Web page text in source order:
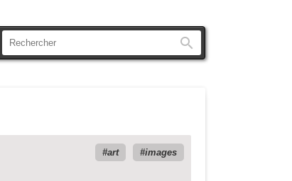
art
images